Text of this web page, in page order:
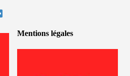
Mentions légales